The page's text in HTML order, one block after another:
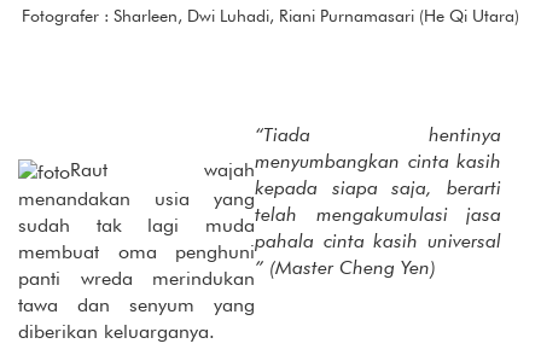
Fotografer : Sharleen, Dwi Luhadi, Riani Purnamasari (He Qi Utara)
Raut wajah
menandakan usia yang
sudah tak lagi muda
membuat oma penghuni
panti wreda merindukan
tawa dan senyum yang
diberikan keluarganya.
“Tiada hentinya
menyumbangkan cinta kasih
kepada siapa saja, berarti
telah mengakumulasi jasa
pahala cinta kasih universal
” (Master Cheng Yen)